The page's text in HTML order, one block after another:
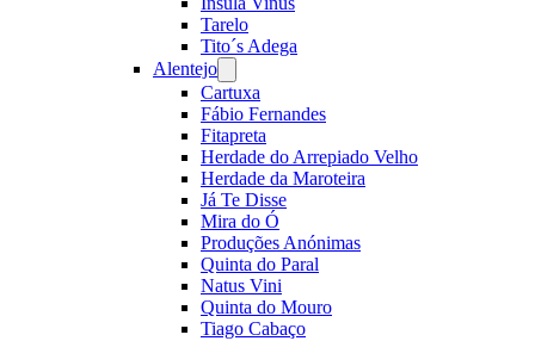
Tarelo
Tito´s Adega
Alentejo
menu
Cartuxa
Fábio Fernandes
Fitapreta
Herdade do Arrepiado Velho
Herdade da Maroteira
Já Te Disse
Mira do Ó
Produções Anónimas
Quinta do Paral
Natus Vini
Quinta do Mouro
Tiago Cabaço